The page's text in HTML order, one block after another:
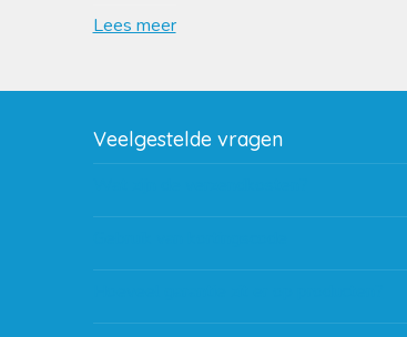
Lees meer
Veelgestelde vragen